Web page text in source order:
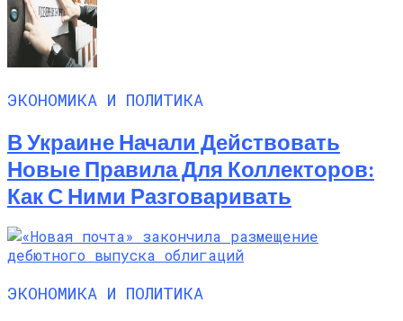
ЭКОНОМИКА И ПОЛИТИКА
В Украине Начали Действовать
Новые Правила Для Коллекторов:
Как С Ними Разговаривать
ЭКОНОМИКА И ПОЛИТИКА